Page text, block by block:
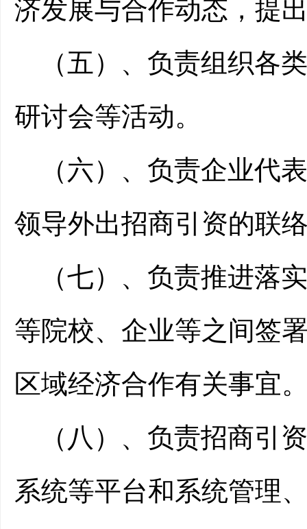
济发展与合作动态，提
（五）、 负责组织各
研讨会等活动。
（六）、 负责企业代
领导外出招商引资的联
（七）、 负责推进落
等院校、企业等之间签
区域经济合作有关事宜
（八）、 负责招商引
系统等平台和系统管理